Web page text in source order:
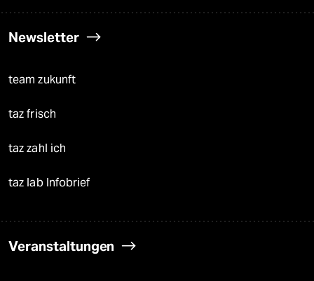
Newsletter
team zukunft
taz frisch
taz zahl ich
taz lab Infobrief
Veranstaltungen